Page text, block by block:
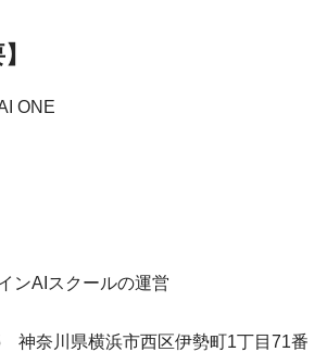
ONE
ンAIスクールの運営
神奈川県横浜市西区伊勢町1丁目71番